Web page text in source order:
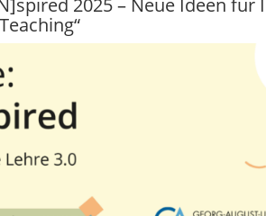
2025 – Neue Ideen für